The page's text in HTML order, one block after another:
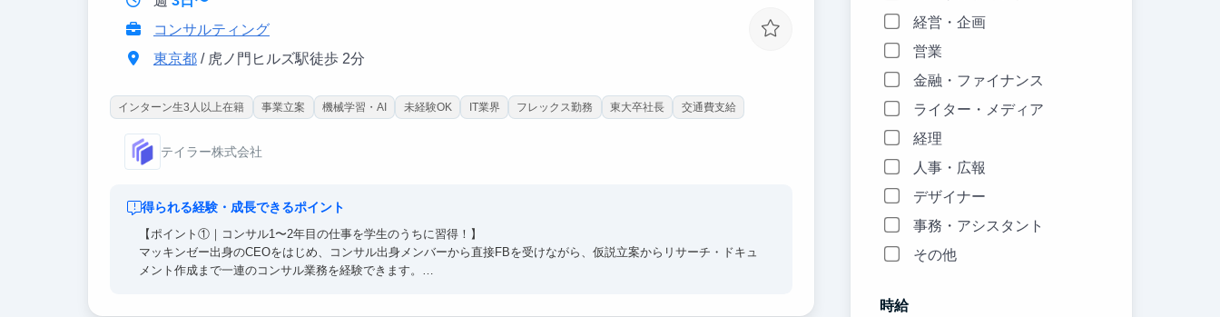
コンサルティング
東京都/ 虎ノ門ヒルズ駅徒歩 2分
インターン生3人以上在籍 事業立案 機械学習・AI 未経験OK IT業界 フレックス勤務 東大卒社長 交通費支給
テイラー株式会社
得られる経験・成長できるポイント
【ポイント①｜コンサル1〜2年目の仕事を学生のうちに習得！】
マッキンゼー出身のCEOをはじめ、コンサル出身メンバーから直接FBを受けながら、仮説立案からリサーチ・ドキュ
メント作成まで一連のコンサル業務を経験できます。
経営・企画
営業
金融・ファイナンス
ライター・メディア
経理
人事・広報
デザイナー
事務・アシスタント
その他
時給